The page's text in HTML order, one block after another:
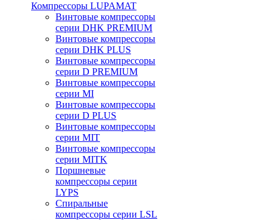
Компрессоры LUPAMAT
Винтовые компрессоры
серии DHK PREMIUM
Винтовые компрессоры
серии DHK PLUS
Винтовые компрессоры
серии D PREMIUM
Винтовые компрессоры
серии MI
Винтовые компрессоры
серии D PLUS
Винтовые компрессоры
серии MIT
Винтовые компрессоры
серии MITK
Поршневые
компрессоры серии
LYPS
Спиральные
компрессоры серии LSL